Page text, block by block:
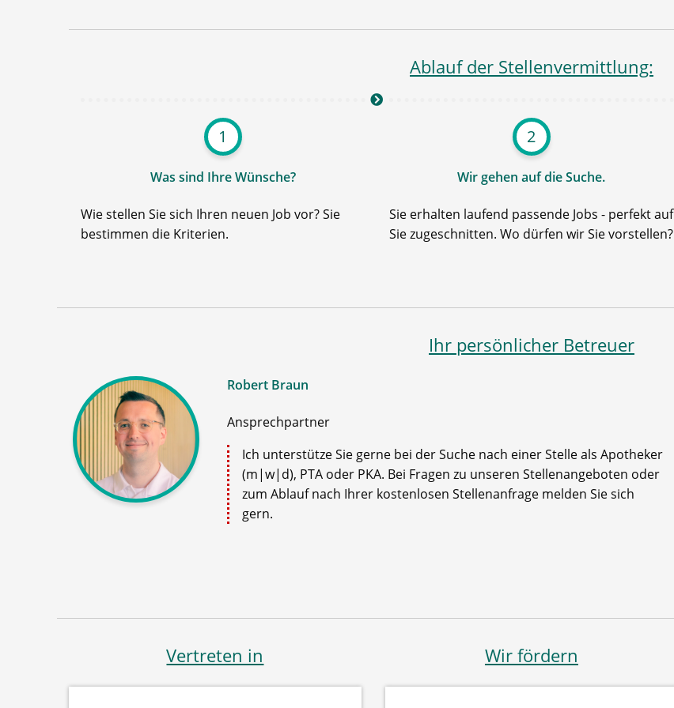
Ablauf der Stellenvermittlung:
1
Was sind Ihre Wünsche?
Wie stellen Sie sich Ihren neuen Job vor? Sie
bestimmen die Kriterien.
2
Wir gehen auf die Suche.
Sie erhalten laufend passende Jobs - perfekt auf
Sie zugeschnitten. Wo dürfen wir Sie vorstellen?
Ihr persönlicher Betreuer
Robert Braun
Ansprechpartner
Ich unterstütze Sie gerne bei der Suche nach einer Stelle als Apotheker
(m|w|d), PTA oder PKA. Bei Fragen zu unseren Stellenangeboten oder
zum Ablauf nach Ihrer kostenlosen Stellenanfrage melden Sie sich
gern.
Vertreten in Wir fördern